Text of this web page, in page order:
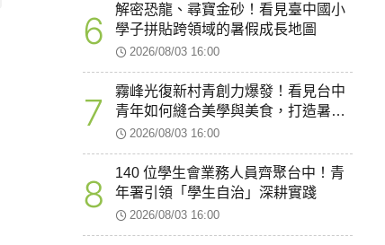
6
解密恐龍、尋寶金砂！看見臺中國小
學子拼貼跨領域的暑假成長地圖
2026/08/03 16:00
7
霧峰光復新村青創力爆發！看見台中
青年如何縫合美學與美食，打造暑假
最療癒的創業聚落
2026/08/03 16:00
8
140 位學生會業務人員齊聚台中！青
年署引領「學生自治」深耕實踐
2026/08/03 16:00